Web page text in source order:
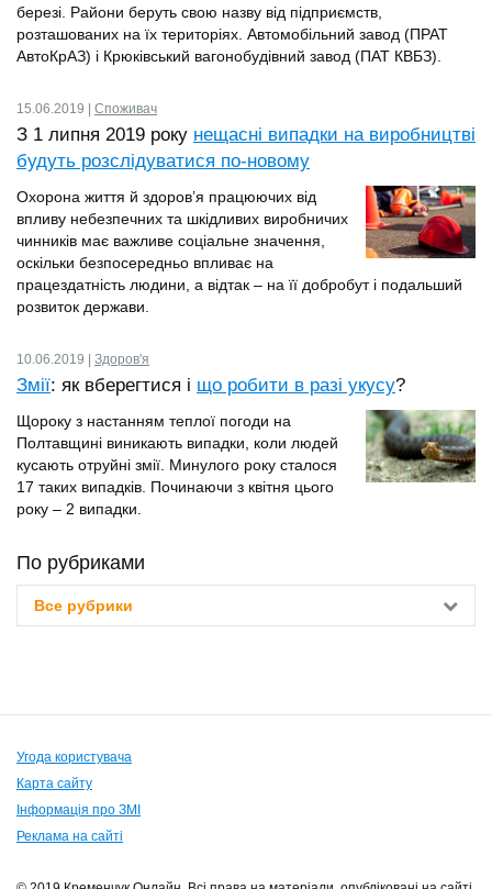
березі. Райони беруть свою назву від підприємств,
розташованих на їх територіях. Автомобільний завод (ПРАТ
АвтоКрАЗ) і Крюківський вагонобудівний завод (ПАТ КВБЗ).
15.06.2019 | Cпоживач
З 1 липня 2019 року нещасні випадки на виробництві
будуть розслідуватися по-новому
Охорона життя й здоров’я працюючих від
впливу небезпечних та шкідливих виробничих
чинників має важливе соціальне значення,
оскільки безпосередньо впливає на
працездатність людини, а відтак – на її добробут і подальший
розвиток держави.
10.06.2019 | Здоров'я
Змії: як вберегтися і що робити в разі укусу?
Щороку з настанням теплої погоди на
Полтавщині виникають випадки, коли людей
кусають отруйні змії. Минулого року сталося
17 таких випадків. Починаючи з квітня цього
року – 2 випадки.
По рубриками
Все рубрики
Угода користувача
Карта сайту
Інформація про ЗМІ
Реклама на сайті